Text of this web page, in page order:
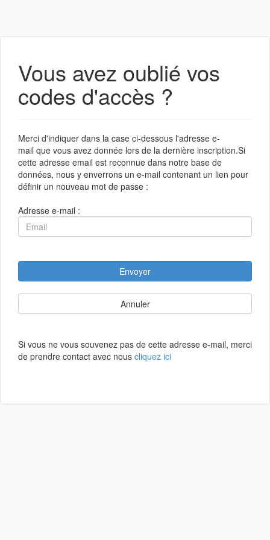
Vous avez oublié vos
codes d'accès ?
Merci d'indiquer dans la case ci-dessous l'adresse e-
mail que vous avez donnée lors de la dernière inscription.Si
cette adresse email est reconnue dans notre base de
données, nous y enverrons un e-mail contenant un lien pour
définir un nouveau mot de passe :
Adresse e-mail :
Envoyer
Annuler
Si vous ne vous souvenez pas de cette adresse e-mail, merci
de prendre contact avec nous cliquez ici